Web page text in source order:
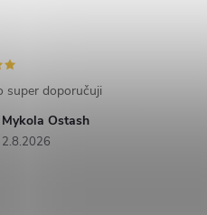
Mykola Ostash
2.8.2026
super doporučuji